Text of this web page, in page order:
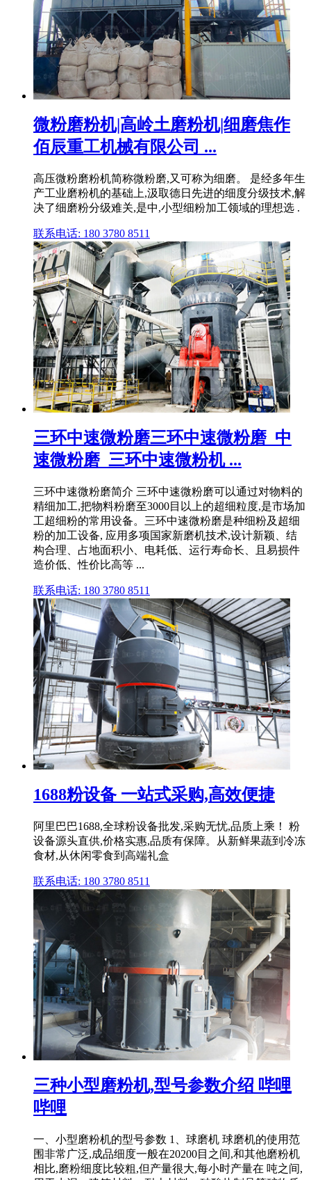
微粉磨粉机|高岭土磨粉机|细磨焦作
佰辰重工机械有限公司 ...
高压微粉磨粉机简称微粉磨,又可称为细磨。 是经多年生
产工业磨粉机的基础上,汲取德日先进的细度分级技术,解
决了细磨粉分级难关,是中,小型细粉加工领域的理想选 .
联系电话: 180 3780 8511
三环中速微粉磨三环中速微粉磨_中
速微粉磨_三环中速微粉机 ...
三环中速微粉磨简介 三环中速微粉磨可以通过对物料的
精细加工,把物料粉磨至3000目以上的超细粒度,是市场加
工超细粉的常用设备。三环中速微粉磨是种细粉及超细
粉的加工设备, 应用多项国家新磨机技术,设计新颖、结
构合理、占地面积小、电耗低、运行寿命长、且易损件
造价低、性价比高等 ...
联系电话: 180 3780 8511
1688粉设备 一站式采购,高效便捷
阿里巴巴1688,全球粉设备批发,采购无忧,品质上乘！ 粉
设备源头直供,价格实惠,品质有保障。从新鲜果蔬到冷冻
食材,从休闲零食到高端礼盒
联系电话: 180 3780 8511
三种小型磨粉机,型号参数介绍 哔哩
哔哩
一、小型磨粉机的型号参数 1、球磨机 球磨机的使用范
围非常广泛,成品细度一般在20200目之间,和其他磨粉机
相比,磨粉细度比较粗,但产量很大,每小时产量在 吨之间,